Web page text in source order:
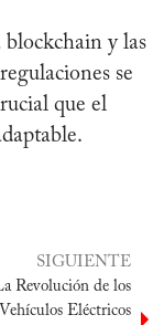
y las
se
que el
SIGUIENTE
Revolución de los
Vehículos Eléctricos